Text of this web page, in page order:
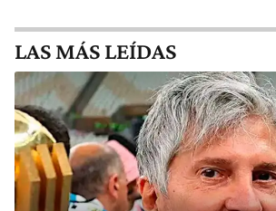
LAS MÁS LEÍDAS